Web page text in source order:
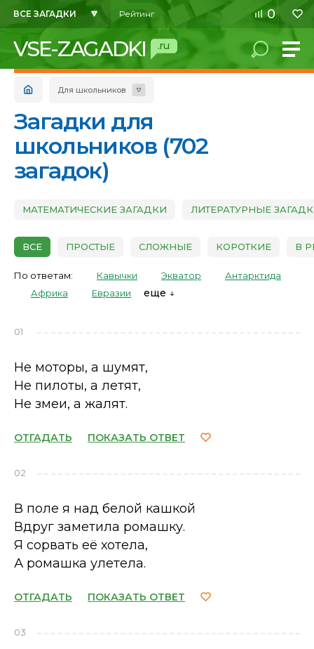
ВСЕ ЗАГАДКИ Рейтинг 0
VSE-ZAGADKI .ru
Для школьников
Загадки для
школьников (702
загадок)
МАТЕМАТИЧЕСКИЕ ЗАГАДКИ ЛИТЕРАТУРНЫЕ
ВСЕ ПРОСТЫЕ СЛОЖНЫЕ КОРОТКИЕ В
По ответам: Кавычки Экватор
Антарктида
Африка
Евразии еще
01
Не моторы, а шумят,
Не пилоты, а летят,
Не змеи, а жалят.
ОТГАДАТЬ ПОКАЗАТЬ ОТВЕТ
02
В поле я над белой кашкой
Вдруг заметила ромашку.
Я сорвать её хотела,
А ромашка улетела.
ОТГАДАТЬ ПОКАЗАТЬ ОТВЕТ
03